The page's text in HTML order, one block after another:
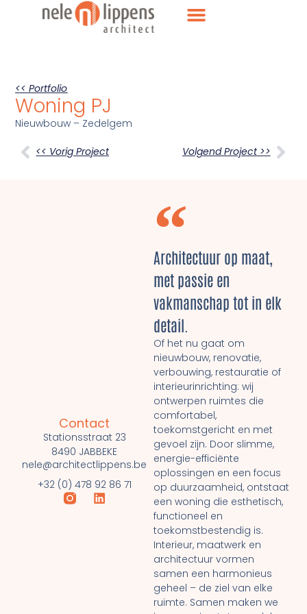
<< Portfolio
Woning PJ
Nieuwbouw – Zedelgem
<< Vorig Project Volgend Project >>
Architectuur op maat,
met passie en
vakmanschap tot in elk
detail.
Of het nu gaat om
nieuwbouw, renovatie,
verbouwing, restauratie of
interieurinrichting: wij
ontwerpen ruimtes die
comfortabel,
toekomstgericht en met
gevoel zijn. Door slimme,
energie-efficiënte
oplossingen en een focus
op duurzaamheid, ontstaat
een woning die esthetisch,
functioneel en
toekomstbestendig is.
Interieur, maatwerk en
architectuur vormen
samen een harmonieus
geheel – de ziel van elke
ruimte. Samen maken we
Contact
Stationsstraat 23
8490 JABBEKE
nele@architectlippens.be
+32 (0) 478 92 86 71